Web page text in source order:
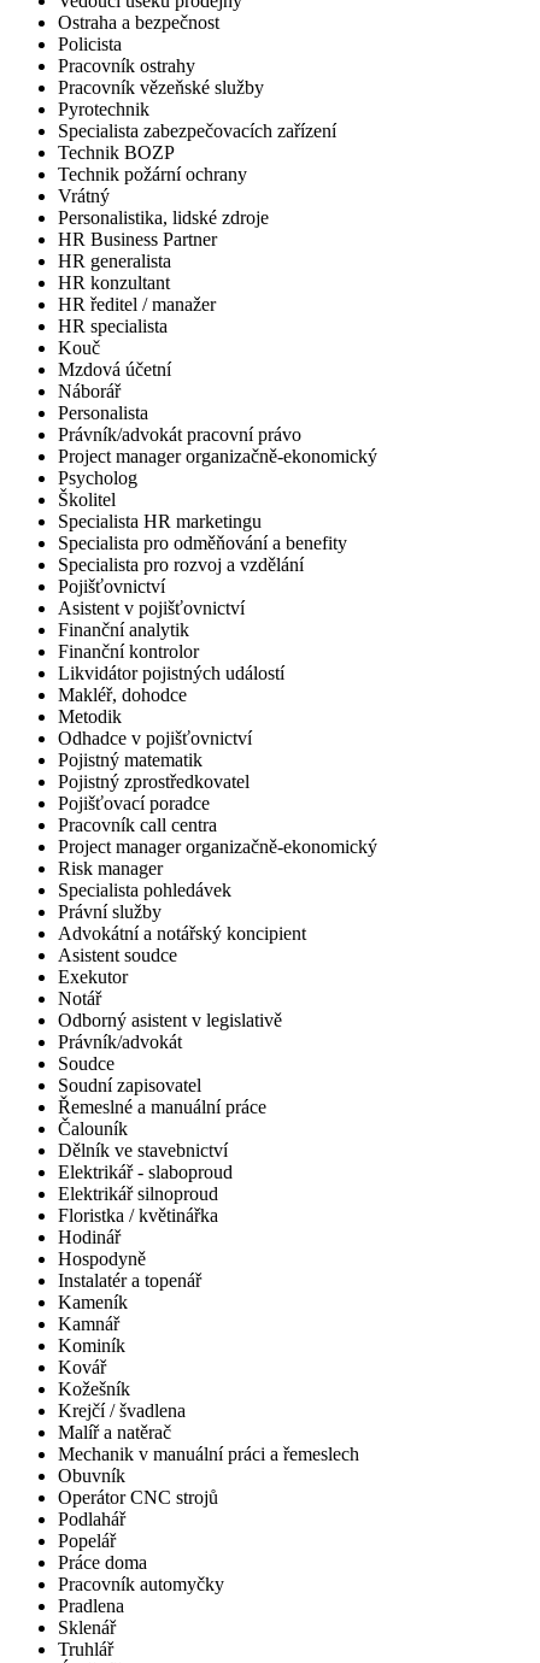
Ostraha a bezpečnost
Policista
Pracovník ostrahy
Pracovník vězeňské služby
Pyrotechnik
Specialista zabezpečovacích zařízení
Technik BOZP
Technik požární ochrany
Vrátný
Personalistika, lidské zdroje
HR Business Partner
HR generalista
HR konzultant
HR ředitel / manažer
HR specialista
Kouč
Mzdová účetní
Náborář
Personalista
Právník/advokát pracovní právo
Project manager organizačně-ekonomický
Psycholog
Školitel
Specialista HR marketingu
Specialista pro odměňování a benefity
Specialista pro rozvoj a vzdělání
Pojišťovnictví
Asistent v pojišťovnictví
Finanční analytik
Finanční kontrolor
Likvidátor pojistných událostí
Makléř, dohodce
Metodik
Odhadce v pojišťovnictví
Pojistný matematik
Pojistný zprostředkovatel
Pojišťovací poradce
Pracovník call centra
Project manager organizačně-ekonomický
Risk manager
Specialista pohledávek
Právní služby
Advokátní a notářský koncipient
Asistent soudce
Exekutor
Notář
Odborný asistent v legislativě
Právník/advokát
Soudce
Soudní zapisovatel
Řemeslné a manuální práce
Čalouník
Dělník ve stavebnictví
Elektrikář - slaboproud
Elektrikář silnoproud
Floristka / květinářka
Hodinář
Hospodyně
Instalatér a topenář
Kameník
Kamnář
Kominík
Kovář
Kožešník
Krejčí / švadlena
Malíř a natěrač
Mechanik v manuální práci a řemeslech
Obuvník
Operátor CNC strojů
Podlahář
Popelář
Práce doma
Pracovník automyčky
Pradlena
Sklenář
Truhlář